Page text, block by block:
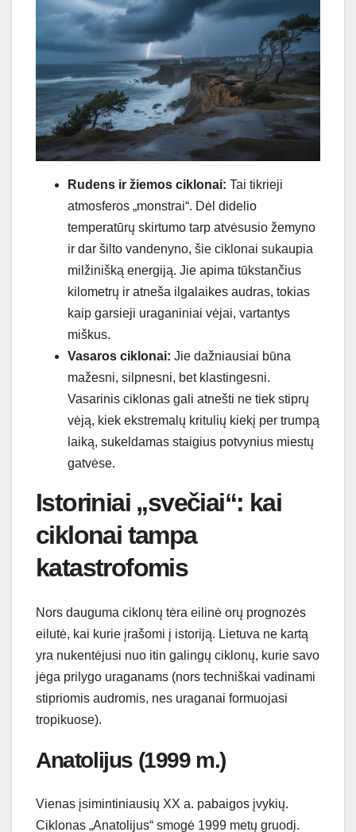
Rudens ir žiemos ciklonai: Tai tikrieji
atmosferos „monstrai“. Dėl didelio
temperatūrų skirtumo tarp atvėsusio žemyno
ir dar šilto vandenyno, šie ciklonai sukaupia
milžinišką energiją. Jie apima tūkstančius
kilometrų ir atneša ilgalaikes audras, tokias
kaip garsieji uraganiniai vėjai, vartantys
miškus.
Vasaros ciklonai: Jie dažniausiai būna
mažesni, silpnesni, bet klastingesni.
Vasarinis ciklonas gali atnešti ne tiek stiprų
vėją, kiek ekstremalų kritulių kiekį per trumpą
laiką, sukeldamas staigius potvynius miestų
gatvėse.
Istoriniai „svečiai“: kai
ciklonai tampa
katastrofomis
Nors dauguma ciklonų tėra eilinė orų prognozės
eilutė, kai kurie įrašomi į istoriją. Lietuva ne kartą
yra nukentėjusi nuo itin galingų ciklonų, kurie savo
jėga prilygo uraganams (nors techniškai vadinami
stipriomis audromis, nes uraganai formuojasi
tropikuose).
Anatolijus (1999 m.)
Vienas įsimintiniausių XX a. pabaigos įvykių.
Ciklonas „Anatolijus“ smogė 1999 metų gruodį.